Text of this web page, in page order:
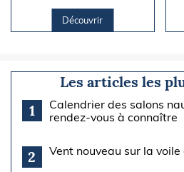
Découvrir
Les articles les
1
Calendrier des salons
rendez-vous à connaître
2 Vent nouveau sur la